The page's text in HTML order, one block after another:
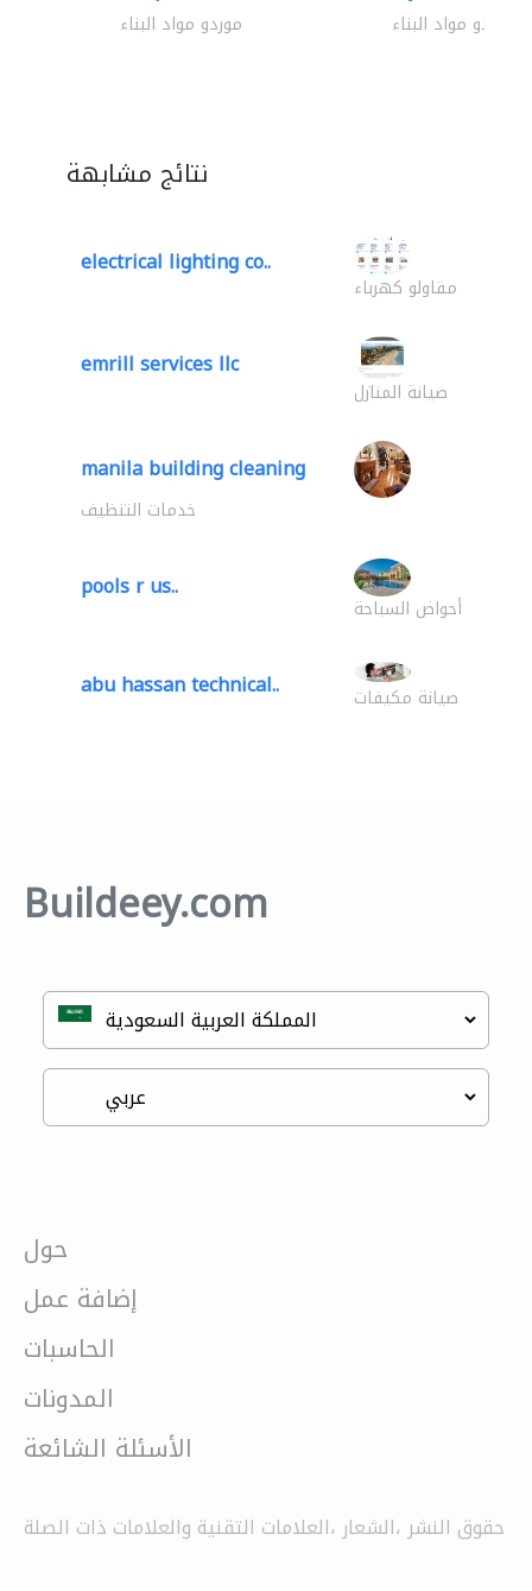
موردو مواد البناء موردو مواد البناء
نتائج مشابهة
electrical lighting co..
مقاولو كهرباء
emrill services llc
صيانة المنازل
manila building cleaning
خدمات التنظيف
pools r us..
أحواض السباحة
abu hassan technical.. صيانة مكيفات
Buildeey.com
حول
إضافة عمل
الحاسبات
المدونات
الأسئلة الشائعة
حقوق النشر ،الشعار ،العلامات التقنية والعلامات ذات الصلة